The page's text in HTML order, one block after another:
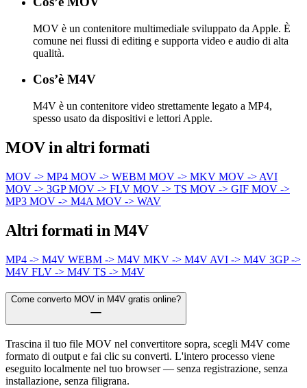
MOV è un contenitore multimediale sviluppato da Apple. È
comune nei flussi di editing e supporta video e audio di alta
qualità.
Cos’è M4V
M4V è un contenitore video strettamente legato a MP4,
spesso usato da dispositivi e lettori Apple.
MOV in altri formati
MOV -> MP4 MOV -> WEBM MOV -> MKV MOV -> AVI
MOV -> 3GPMOV -> FLV MOV -> TS MOV -> GIF MOV ->
MP3 MOV -> M4A MOV -> WAV
Altri formati in M4V
MP4 -> M4V WEBM -> M4V MKV -> M4V AVI -> M4V 3GP ->
M4V FLV -> M4V TS -> M4V
Come converto MOV in M4V gratis online?
Trascina il tuo file MOV nel convertitore sopra, scegli M4V come
formato di output e fai clic su converti. L'intero processo viene
eseguito localmente nel tuo browser — senza registrazione, senza
installazione, senza filigrana.